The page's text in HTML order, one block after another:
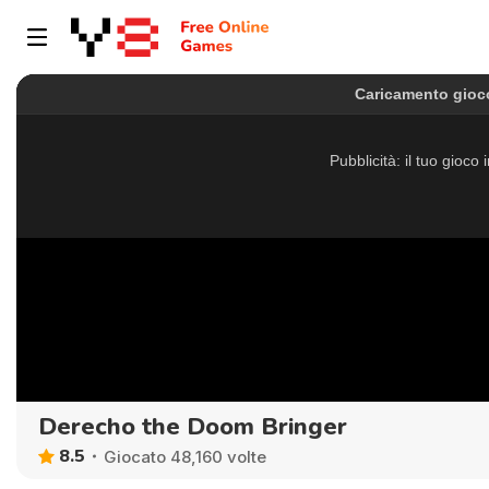
Derecho the Doom Bringer
8.5 Giocato 48,160 volte